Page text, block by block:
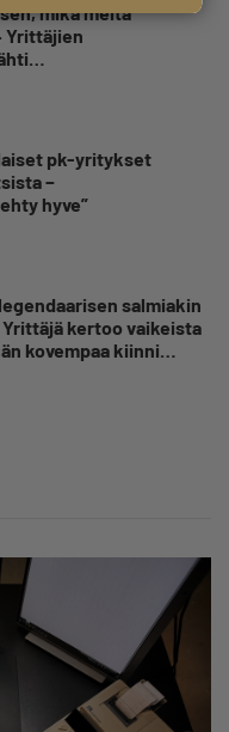
mikä meitä
Yrittäjien
pk-yritykset
−
hyve”
salmiakin
kertoo vaikeista
kovempaa kiinni